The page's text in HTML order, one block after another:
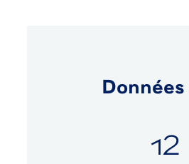
12